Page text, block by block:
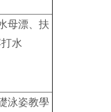
母漂、扶
水
泳姿教學